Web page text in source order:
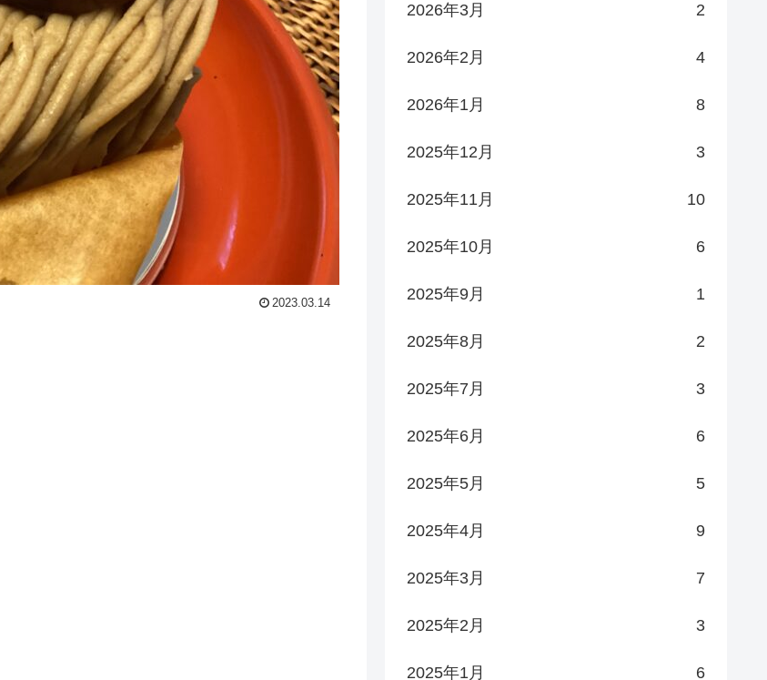
2023.03.14
2026年3月 2
2026年2月 4
2026年1月 8
2025年12月 3
2025年11月 10
2025年10月 6
2025年9月 1
2025年8月 2
2025年7月 3
2025年6月 6
2025年5月 5
2025年4月 9
2025年3月 7
2025年2月 3
2025年1月 6